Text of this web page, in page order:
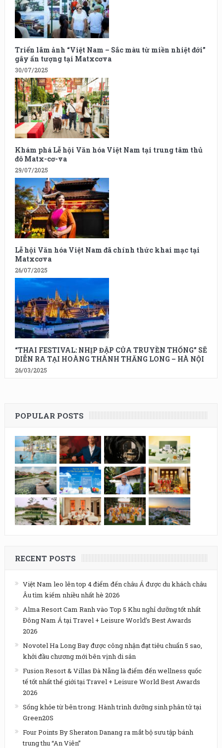
Triển lãm ảnh “Việt Nam – Sắc màu từ miền nhiệt đới”
gây ấn tượng tại Matxcơva
30/07/2025
Khám phá Lễ hội Văn hóa Việt Nam tại trung tâm thủ
đô Matx-cơ-va
29/07/2025
Lễ hội Văn hóa Việt Nam đã chính thức khai mạc tại
Matxcơva
26/07/2025
“THAI FESTIVAL: NHỊP ĐẬP CỦA TRUYỀN THỐNG” SẼ
DIỄN RA TẠI HOÀNG THÀNH THĂNG LONG – HÀ NỘI
26/03/2025
POPULAR POSTS
RECENT POSTS
Việt Nam leo lên top 4 điểm đến châu Á được du khách châu
Âu tìm kiếm nhiều nhất hè 2026
Alma Resort Cam Ranh vào Top 5 Khu nghỉ dưỡng tốt nhất
Đông Nam Á tại Travel + Leisure World’s Best Awards
2026
Novotel Ha Long Bay được công nhận đạt tiêu chuẩn 5 sao,
khởi đầu chương mới bên vịnh di sản
Fusion Resort & Villas Đà Nẵng là điểm đến wellness quốc
tế tốt nhất thế giới tại Travel + Leisure World Best Awards
2026
Sống khỏe từ bên trong: Hành trình dưỡng sinh phân tử tại
Green20S
Four Points By Sheraton Danang ra mắt bộ sưu tập bánh
trung thu “An Viên”